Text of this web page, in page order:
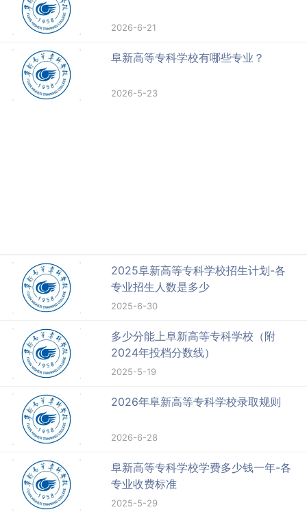
2026-6-21
阜新高等专科学校有哪些专业？
2026-5-23
2025阜新高等专科学校招生计划-各
专业招生人数是多少
2025-6-30
多少分能上阜新高等专科学校（附
2024年投档分数线）
2025-5-19
2026年阜新高等专科学校录取规则
2026-6-28
阜新高等专科学校学费多少钱一年-各
专业收费标准
2025-5-29